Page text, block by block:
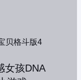
贝格斗版4